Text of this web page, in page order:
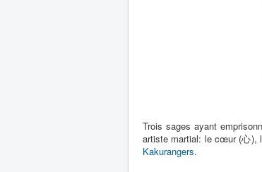
Trois sages ayant
artiste martial: le cœur (心),
Kakurangers.